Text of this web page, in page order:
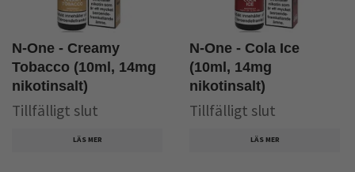
N-One - Creamy
Tobacco (10ml, 14mg
nikotinsalt)
Tillfälligt slut
LÄS MER
N-One - Cola Ice
(10ml, 14mg
nikotinsalt)
Tillfälligt slut
LÄS MER